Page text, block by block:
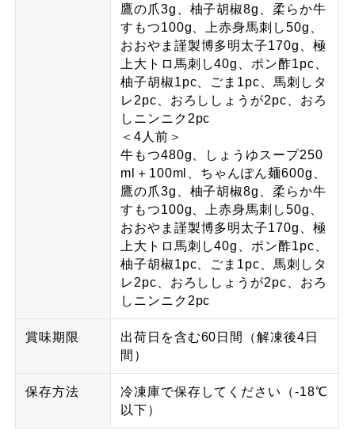
鷹の爪3g、柚子胡椒8g、柔らか牛
すもつ100g、上赤身馬刺し50g、
おおやま謹製博多明太子170g、極
上大トロ馬刺し40g、ポン酢1pc、
柚子胡椒1pc、ごま1pc、馬刺しタ
レ2pc、おろししょうが2pc、おろ
しニンニク2pc
＜4人前＞
牛もつ480g、しょうゆスープ250
ml＋100ml、ちゃんぽん麺600g、
鷹の爪3g、柚子胡椒8g、柔らか牛
すもつ100g、上赤身馬刺し50g、
おおやま謹製博多明太子170g、極
上大トロ馬刺し40g、ポン酢1pc、
柚子胡椒1pc、ごま1pc、馬刺しタ
レ2pc、おろししょうが2pc、おろ
しニンニク2pc
賞味期限
出荷日を含む60日間（解凍後4日
間）
保存方法
冷凍庫で保存してください（-18℃
以下）